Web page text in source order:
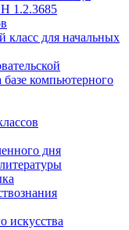
1.2.3685
для начальных
базе компьютерного
дня
искусства